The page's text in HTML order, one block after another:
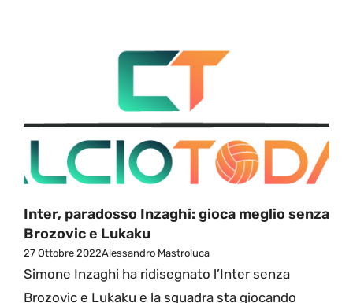
Inter, paradosso Inzaghi: gioca meglio senza
Brozovic e Lukaku
27 Ottobre 2022Alessandro Mastroluca
Simone Inzaghi ha ridisegnato l’Inter senza
Brozovic e Lukaku e la squadra sta giocando